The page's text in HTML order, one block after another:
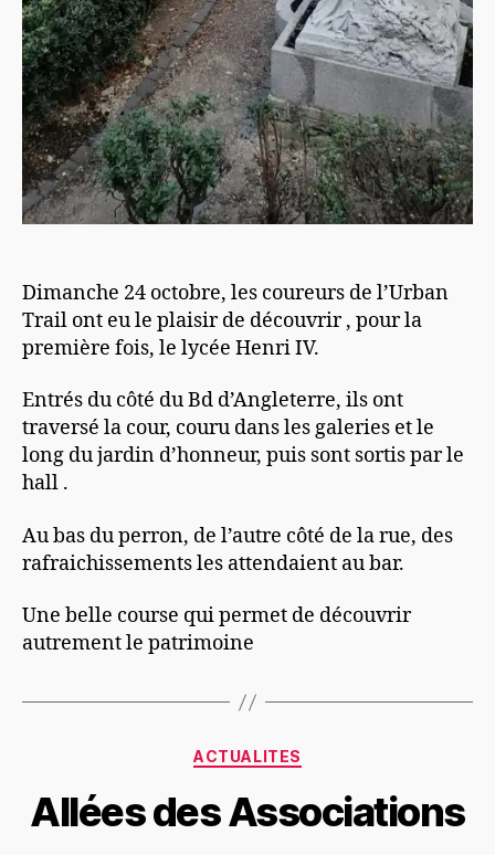
Dimanche 24 octobre, les coureurs de l’Urban
Trail ont eu le plaisir de découvrir , pour la
première fois, le lycée Henri IV.
Entrés du côté du Bd d’Angleterre, ils ont
traversé la cour, couru dans les galeries et le
long du jardin d’honneur, puis sont sortis par le
hall .
Au bas du perron, de l’autre côté de la rue, des
rafraichissements les attendaient au bar.
Une belle course qui permet de découvrir
autrement le patrimoine
Catégories
ACTUALITES
Allées des Associations